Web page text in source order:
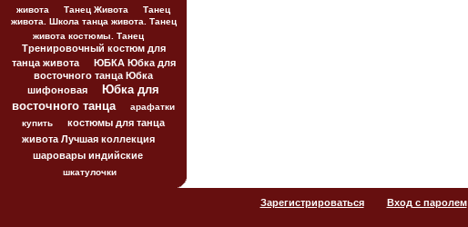
живота
Танец Живота
Танец
живота. Школа танца живота. Танец
живота костюмы. Танец
Тренировочный костюм для
танца живота
ЮБКА Юбка для
восточного танца Юбка
шифоновая
Юбка для
восточного танца
арафатки
купить
костюмы для танца
живота Лучшая коллекция
шаровары индийские
шкатулочки
Зарегистрироваться Вход с паролем